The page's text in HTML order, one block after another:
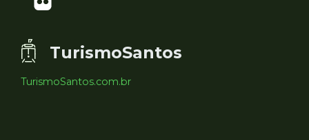
TurismoSantos
TurismoSantos.com.br